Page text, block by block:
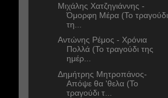
Μιχάλης Χατζηγιάννης -
Όμορφη Μέρα (Το τραγούδι
τη...
Αντώνης Ρέμος - Χρόνια
Πολλά (Το τραγούδι της
ημέρ...
Δημήτρης Μητροπάνος-
Απόψε θα 'θελα (Το
τραγούδι τ...